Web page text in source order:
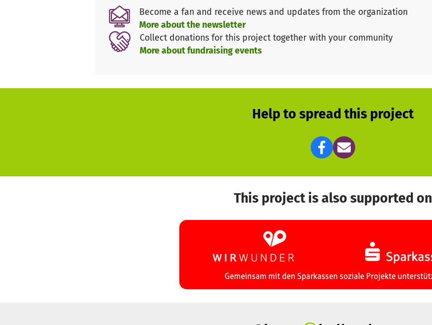
Become a fan and receive news and updates from the organization
More about the newsletter
Collect donations for this project together with your community
More about fundraising events
Help to spread this project
This project is also supported on